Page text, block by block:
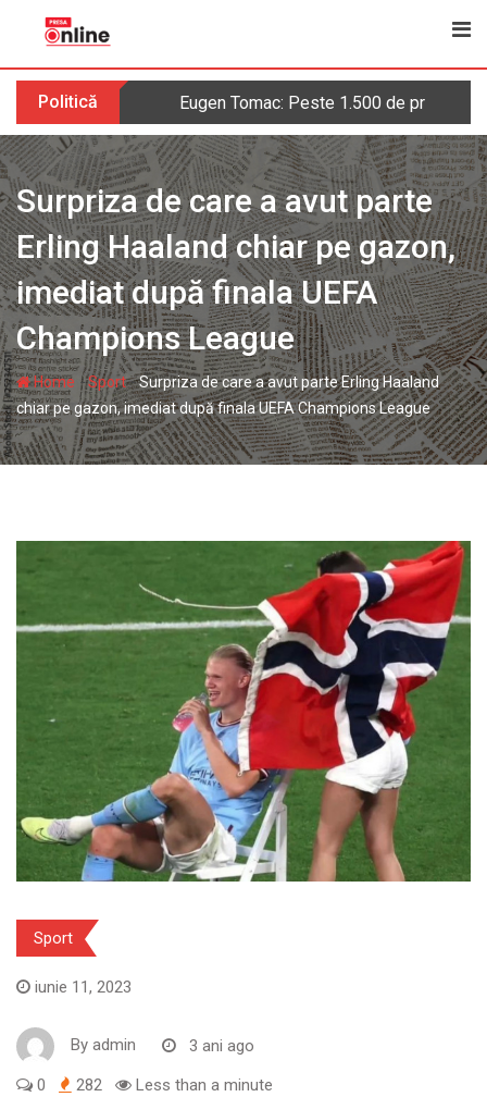
content
Politică Eugen Tomac: Peste 1.500 de primării
Surpriza de care a avut parte
Erling Haaland chiar pe gazon,
imediat după finala UEFA
Champions League
Home -Sport-Surpriza de care a avut parte Erling Haaland
chiar pe gazon, imediat după finala UEFA Champions League
Sport
iunie 11, 2023
By admin 3 ani ago
0 282 Less than a minute